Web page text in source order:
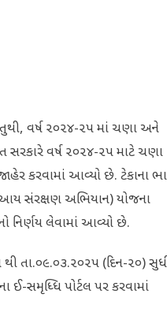
વર્ષ ૨૦૨૪-૨૫ માં ચણા અને
સરકારે વર્ષ ૨૦૨૪-૨૫ માટે ચણા
જાહેર કરવામાં આવ્યો છે. ટેકાના
આય સંરક્ષણ અભિયાન) યોજના
નિર્ણય લેવામાં આવ્યો છે.
તા.૦૯.૦૩.૨૦૨૫ (દિન-૨૦)
ઈ-સમૃધ્ધિ પોર્ટલ પર કરવામાં